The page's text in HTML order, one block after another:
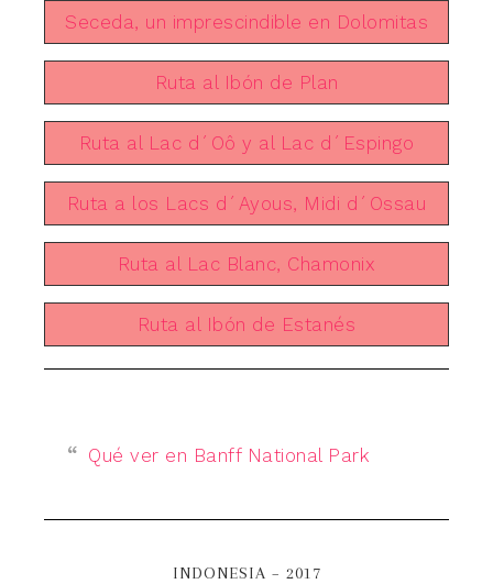
Seceda, un imprescindible en Dolomitas
Ruta al Ibón de Plan
Ruta al Lac d´Oô y al Lac d´Espingo
Ruta a los Lacs d´Ayous, Midi d´Ossau
Ruta al Lac Blanc, Chamonix
Ruta al Ibón de Estanés
Qué ver en Banff National Park
INDONESIA – 2017